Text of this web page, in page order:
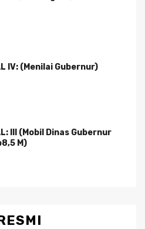
IV: (Menilai Gubernur)
III (Mobil Dinas Gubernur
M)